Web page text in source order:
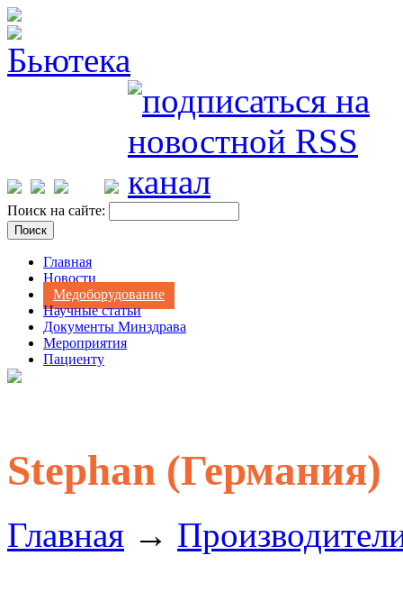
Поиск на сайте:
Главная
Новости
Медоборудование
Научные статьи
Документы Минздрава
Мероприятия
Пациенту
Stephan (Германия)
Главная →